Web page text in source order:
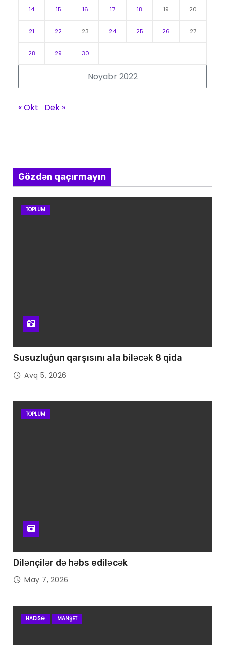
Noyabr 2022
14 15 16 17 18 19 20
21 22 23 24 25 26 27
28 29 30
« Okt Dek »
Gözdən qaçırmayın
TOPLUM
Susuzluğun qarşısını ala biləcək 8 qida
Avq 5, 2026
TOPLUM
Dilənçilər də həbs ediləcək
May 7, 2026
HADISƏ MANŞET